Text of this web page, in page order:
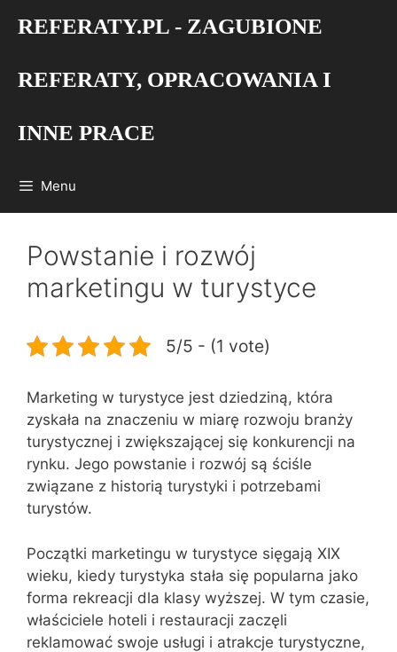
REFERATY.PL - ZAGUBIONE
REFERATY, OPRACOWANIA I
INNE PRACE
Menu
Powstanie i rozwój
marketingu w turystyce
5/5 - (1 vote)
Marketing w turystyce jest dziedziną, która
zyskała na znaczeniu w miarę rozwoju branży
turystycznej i zwiększającej się konkurencji na
rynku. Jego powstanie i rozwój są ściśle
związane z historią turystyki i potrzebami
turystów.
Początki marketingu w turystyce sięgają XIX
wieku, kiedy turystyka stała się popularna jako
forma rekreacji dla klasy wyższej. W tym czasie,
właściciele hoteli i restauracji zaczęli
reklamować swoje usługi i atrakcje turystyczne,